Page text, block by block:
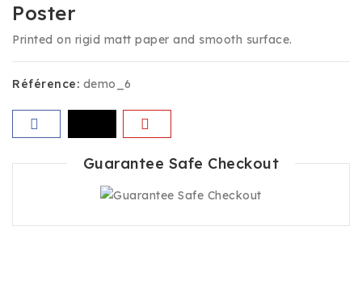
Poster
Printed on rigid matt paper and smooth surface.
Référence: demo_6
Guarantee Safe Checkout